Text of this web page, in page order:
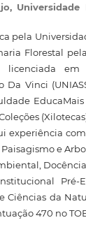
pela
Florestal
licenciada
Da Vinci
experiência
e
Pré-
Ciências da
470 no